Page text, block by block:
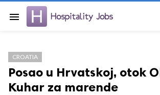
menu
CROATIA
Posao u Hrvatskoj, otok
Kuhar za marende